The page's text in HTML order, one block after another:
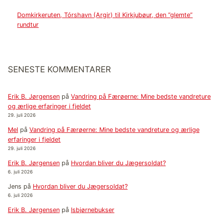
Domkirkeruten, Tórshavn (Argir) til Kirkjubøur, den ”glemte”
rundtur
SENESTE KOMMENTARER
Erik B. Jørgensen på Vandring på Færøerne: Mine bedste vandreture
og ærlige erfaringer i fjeldet
29. juli 2026
Mel på Vandring på Færøerne: Mine bedste vandreture og ærlige
erfaringer i fjeldet
29. juli 2026
Erik B. Jørgensen på Hvordan bliver du Jægersoldat?
6. juli 2026
Jens på Hvordan bliver du Jægersoldat?
6. juli 2026
Erik B. Jørgensen på Isbjørnebukser